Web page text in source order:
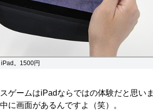
。1500円
ゲームはiPadならではの体験だと思い
に画面があるんですよ（笑）。